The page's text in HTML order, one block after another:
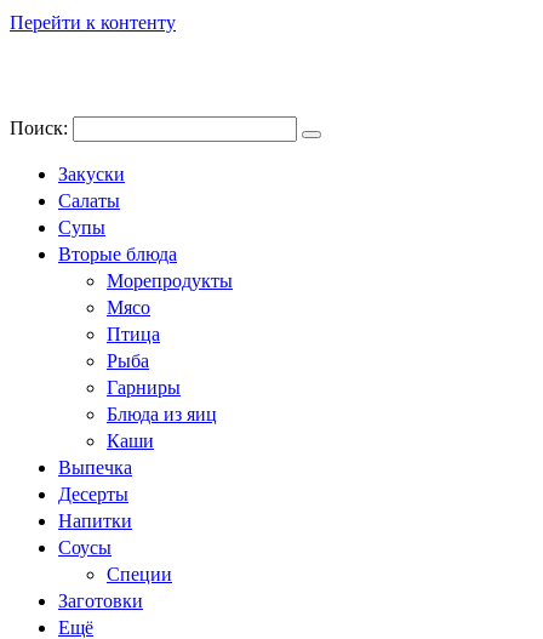
Перейти к контенту
Поиск:
Закуски
Салаты
Супы
Вторые блюда
Морепродукты
Мясо
Птица
Рыба
Гарниры
Блюда из яиц
Каши
Выпечка
Десерты
Напитки
Соусы
Специи
Заготовки
Ещё